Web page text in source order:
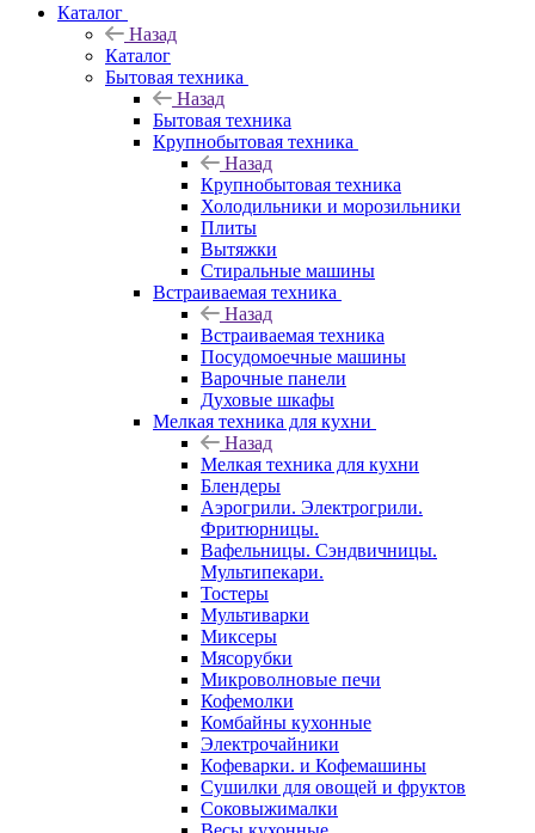
Каталог
Назад
Каталог
Бытовая техника
Назад
Бытовая техника
Крупнобытовая техника
Назад
Крупнобытовая техника
Холодильники и морозильники
Плиты
Вытяжки
Стиральные машины
Встраиваемая техника
Назад
Встраиваемая техника
Посудомоечные машины
Варочные панели
Духовые шкафы
Мелкая техника для кухни
Назад
Мелкая техника для кухни
Блендеры
Аэрогрили. Электрогрили.
Фритюрницы.
Вафельницы. Сэндвичницы.
Мультипекари.
Тостеры
Мультиварки
Миксеры
Мясорубки
Микроволновые печи
Кофемолки
Комбайны кухонные
Электрочайники
Кофеварки. и Кофемашины
Сушилки для овощей и фруктов
Соковыжималки